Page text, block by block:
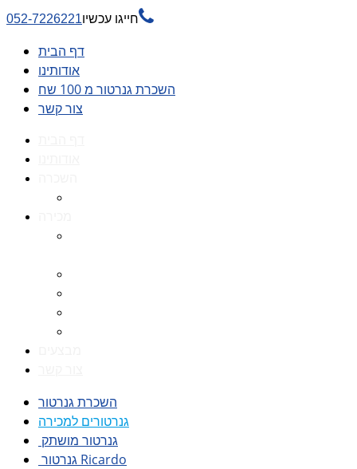
חייגו עכשיו052-7226221 
דף הבית
אודותינו
השכרת גנרטור מ 100 שח
צור קשר
השכרת גנרטור
גנרטורים למכירה
גנרטור מושתק
גנרטור Ricardo